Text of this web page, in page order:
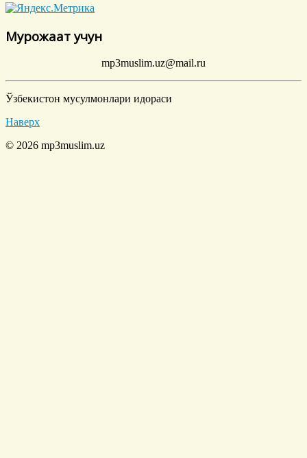
Мурожаат учун
mp3muslim.uz@mail.ru
Ўзбекистон мусулмонлари идораси
Наверх
© 2026 mp3muslim.uz